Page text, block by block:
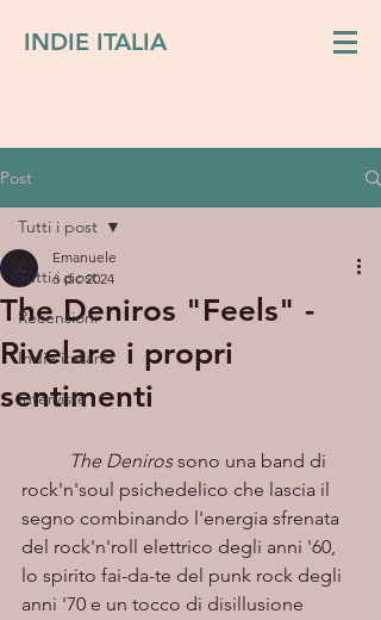
INDIE ITALIA
Post
Tutti i post
Recensioni
Indie italiano
Interviste
Tutti i post
The Deniros "Feels" -
Rivelare i propri
sentimenti
Emanuele
6 dic 2024
	The Deniros
sono una band di
rock'n'soul psichedelico che lascia il
segno combinando l'energia sfrenata
del rock'n'roll elettrico degli anni '60,
lo spirito fai-da-te del punk rock degli
anni '70 e un tocco di disillusione